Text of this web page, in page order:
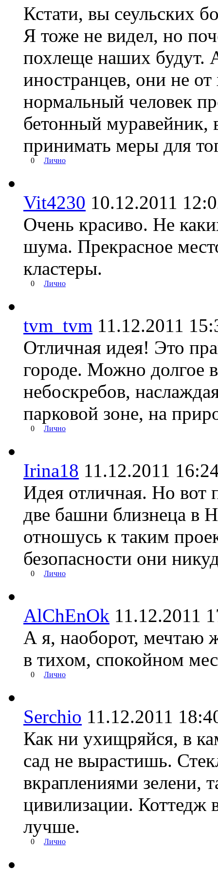
Кстати, вы сеульских
Я тоже не видел, но
похлеще наших будут.
иностранцев, они не
нормальный человек
бетонный муравейник,
принимать меры для
0 Лично
Vit4230 10.12.2011
Очень красиво. Не
шума. Прекрасное
кластеры.
0 Лично
tvm_tvm 11.12.2011
Отличная идея! Это
городе. Можно долгое
небоскребов,
парковой зоне, на
0 Лично
Irina18 11.12.2011
Идея отличная. Но вот
две башни близнеца в
отношусь к таким
безопасности они
0 Лично
AlChEnOk
А я, наоборот, мечтаю
в тихом, спокойном
0 Лично
Serchio 11.12.2011
Как ни ухищряйся, в
сад не вырастишь.
вкраплениями зелени,
цивилизации. Коттедж
лучше.
0 Лично